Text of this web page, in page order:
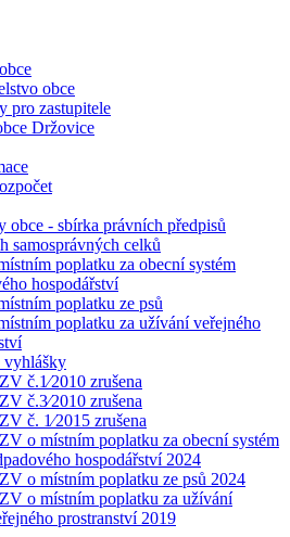
obce
pro zastupitele
Držovice
obce - sbírka právních předpisů
samosprávných celků
poplatku za obecní systém
hospodářství
poplatku ze psů
poplatku za užívání veřejného
vyhlášky
č.1⁄2010 zrušena
č.3⁄2010 zrušena
č. 1⁄2015 zrušena
o místním poplatku za obecní systém
hospodářství 2024
o místním poplatku ze psů 2024
o místním poplatku za užívání
prostranství 2019